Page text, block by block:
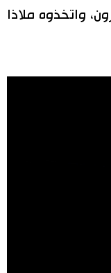
واتخذوه ملاذا